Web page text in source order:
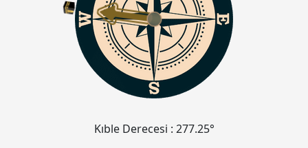
Kıble Derecesi : 277.25°